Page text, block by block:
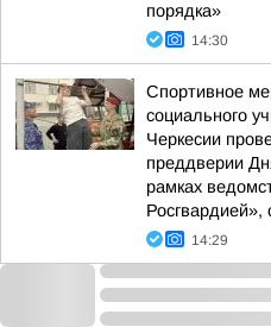
порядка»
14:30
Спортивное
социального
Черкесии
преддверии
рамках
Росгвардией»,
14:29